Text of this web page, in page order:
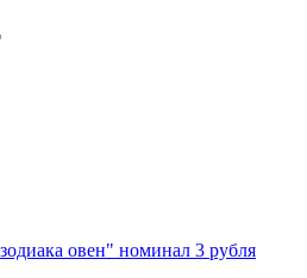
овен" номинал 3 рубля